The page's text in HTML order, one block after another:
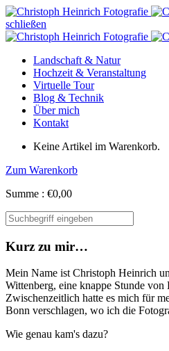
schließen
Landschaft & Natur
Hochzeit & Veranstaltung
Virtuelle Tour
Blog & Technik
Über mich
Kontakt
Keine Artikel im Warenkorb.
Zum Warenkorb
Summe : €0,00
Kurz zu mir…
Mein Name ist Christoph Heinrich
Wittenberg, eine knappe Stunde von
Zwischenzeitlich hatte es mich für
Bonn verschlagen, wo ich die
Wie genau kam's dazu?